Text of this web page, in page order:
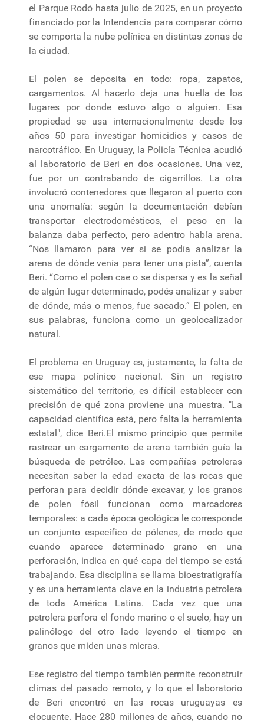
el Parque Rodó hasta julio de 2025, en un proyecto
financiado por la Intendencia para comparar cómo
se comporta la nube polínica en distintas zonas de
la ciudad.
El polen se deposita en todo: ropa, zapatos,
cargamentos. Al hacerlo deja una huella de los
lugares por donde estuvo algo o alguien. Esa
propiedad se usa internacionalmente desde los
años 50 para investigar homicidios y casos de
narcotráfico. En Uruguay, la Policía Técnica acudió
al laboratorio de Beri en dos ocasiones. Una vez,
fue por un contrabando de cigarrillos. La otra
involucró contenedores que llegaron al puerto con
una anomalía: según la documentación debían
transportar electrodomésticos, el peso en la
balanza daba perfecto, pero adentro había arena.
“Nos llamaron para ver si se podía analizar la
arena de dónde venía para tener una pista”, cuenta
Beri. “Como el polen cae o se dispersa y es la señal
de algún lugar determinado, podés analizar y saber
de dónde, más o menos, fue sacado.” El polen, en
sus palabras, funciona como un geolocalizador
natural.
El problema en Uruguay es, justamente, la falta de
ese mapa polínico nacional. Sin un registro
sistemático del territorio, es difícil establecer con
precisión de qué zona proviene una muestra. "La
capacidad científica está, pero falta la herramienta
estatal", dice Beri.El mismo principio que permite
rastrear un cargamento de arena también guía la
búsqueda de petróleo. Las compañías petroleras
necesitan saber la edad exacta de las rocas que
perforan para decidir dónde excavar, y los granos
de polen fósil funcionan como marcadores
temporales: a cada época geológica le corresponde
un conjunto específico de pólenes, de modo que
cuando aparece determinado grano en una
perforación, indica en qué capa del tiempo se está
trabajando. Esa disciplina se llama bioestratigrafía
y es una herramienta clave en la industria petrolera
de toda América Latina. Cada vez que una
petrolera perfora el fondo marino o el suelo, hay un
palinólogo del otro lado leyendo el tiempo en
granos que miden unas micras.
Ese registro del tiempo también permite reconstruir
climas del pasado remoto, y lo que el laboratorio
de Beri encontró en las rocas uruguayas es
elocuente. Hace 280 millones de años, cuando no